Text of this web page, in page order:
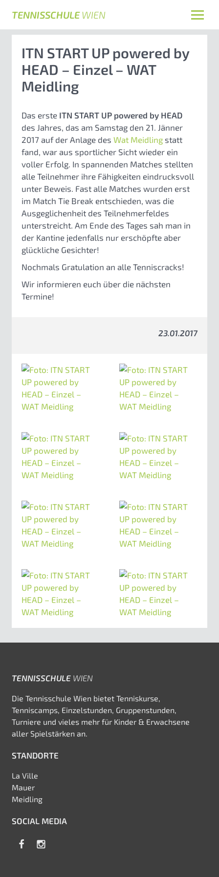
TENNISSCHULEWIEN
ITN START UP powered by
HEAD – Einzel – WAT
Meidling
Das erste ITN START UP powered by HEAD
des Jahres, das am Samstag den 21. Jänner
2017 auf der Anlage des Wat Meidling statt
fand, war aus sportlicher Sicht wieder ein
voller Erfolg. In spannenden Matches stellten
alle Teilnehmer ihre Fähigkeiten eindrucksvoll
unter Beweis. Fast alle Matches wurden erst
im Match Tie Break entschieden, was die
Ausgeglichenheit des Teilnehmerfeldes
unterstreicht. Am Ende des Tages sah man in
der Kantine jedenfalls nur erschöpfte aber
glückliche Gesichter!
Nochmals Gratulation an alle Tenniscracks!
Wir informieren euch über die nächsten
Termine!
23.01.2017
TENNISSCHULE WIEN
Die Tennisschule Wien bietet Tenniskurse,
Tenniscamps, Einzelstunden, Gruppenstunden,
Turniere und vieles mehr für Kinder & Erwachsene
aller Spielstärken an.
STANDORTE
La Ville
Mauer
Meidling
SOCIAL MEDIA